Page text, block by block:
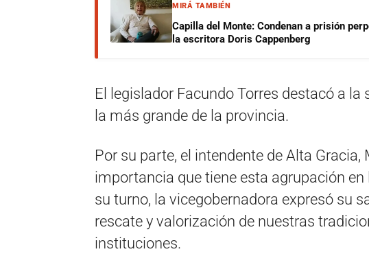
MIRÁ TAMBIÉN
Capilla del Monte: Condenan a prisión
la escritora Doris Cappenberg
El legislador Facundo Torres destacó a
la más grande de la provincia.
Por su parte, el intendente de Alta Gracia,
importancia que tiene esta agrupación
su turno, la vicegobernadora expresó su
rescate y valorización de nuestras
instituciones.